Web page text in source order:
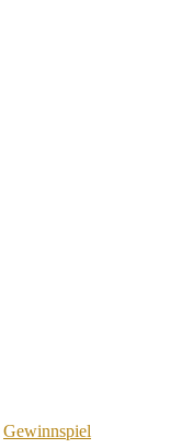
Gewinnspiel